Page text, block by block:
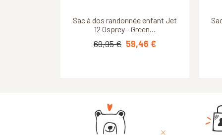
Hidalgo 24L - Vaude - Eclipse
89,95 €
Sac à dos randonnée enfant Jet
12 Osprey - Green...
69,95 € 59,46 €